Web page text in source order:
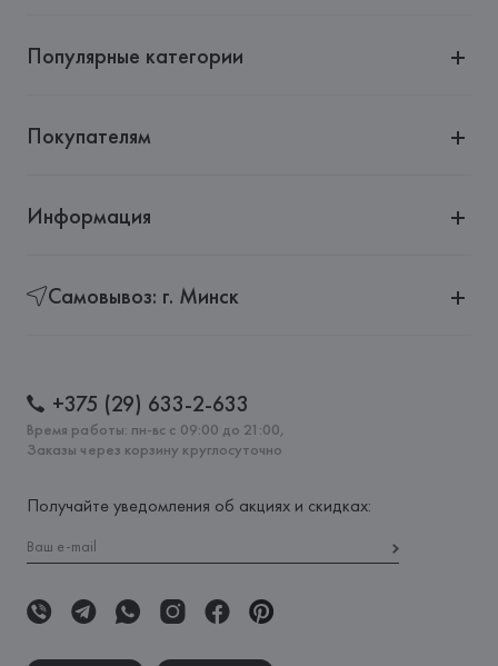
Популярные категории
Покупателям
Информация
Самовывоз: г. Минск
+375 (29) 633-2-633
Время работы: пн-вс с 09:00 до 21:00,
Заказы через корзину круглосуточно
Получайте уведомления об акциях и скидках: